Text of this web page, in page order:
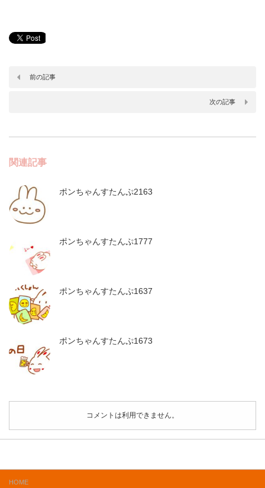
前の記事
次の記事
関連記事
ポンちゃんすたんぷ2163
ポンちゃんすたんぷ1777
ポンちゃんすたんぷ1637
ポンちゃんすたんぷ1673
コメントは利用できません。
HOME